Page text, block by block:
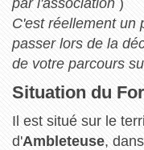
C'est réellement un
passer lors de la
de votre parcours
Situation du
Il est situé sur le
d'Ambleteuse,